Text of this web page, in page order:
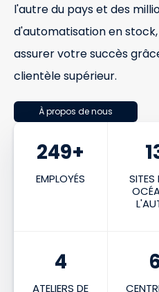
l'autre du pays et des
d'automatisation en
assurer votre succès
clientèle supérieur.
À propos de nous
250+
EMPLOYÉS
SITES
4
ATELIERS DE